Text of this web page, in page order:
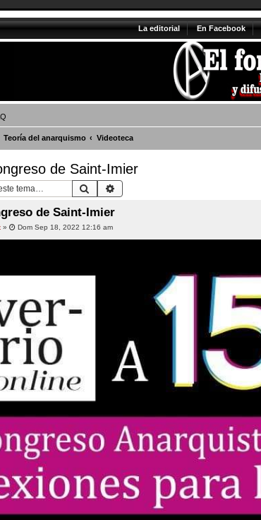
La editorial En Facebook
Teoría del anarquismo Videoteca
de Saint-Imier
Buscar
de Saint-Imier
» Dom Sep 18, 2022 12:16 am